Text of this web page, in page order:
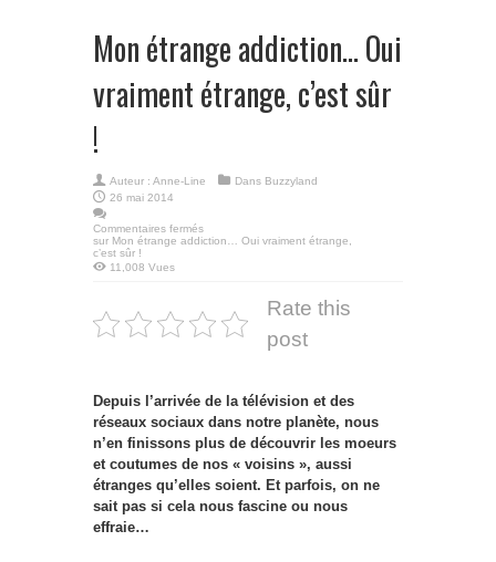
Mon étrange addiction… Oui
vraiment étrange, c’est sûr
!
Auteur : Anne-Line Dans Buzzyland
26 mai 2014
Commentaires fermés
sur Mon étrange addiction… Oui vraiment étrange,
c’est sûr !
11,008 Vues
Rate this
post
Depuis l’arrivée de la télévision et des
réseaux sociaux dans notre planète, nous
n’en finissons plus de découvrir les moeurs
et coutumes de nos « voisins », aussi
étranges qu’elles soient. Et parfois, on ne
sait pas si cela nous fascine ou nous
effraie…